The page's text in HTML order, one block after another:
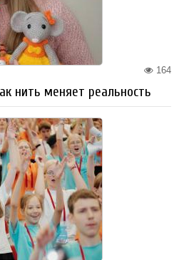
164
нить меняет реальность